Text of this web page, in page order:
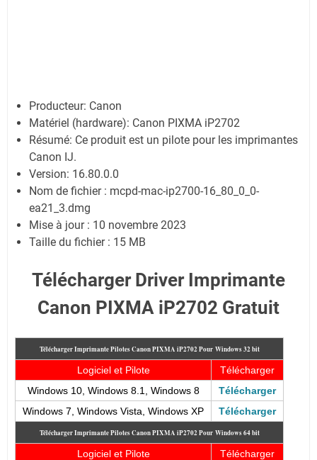
Producteur: Canon
Matériel (hardware): Canon PIXMA iP2702
Résumé: Ce produit est un pilote pour les imprimantes
Canon IJ.
Version: 16.80.0.0
Nom de fichier : mcpd-mac-ip2700-16_80_0_0-
ea21_3.dmg
Mise à jour : 10 novembre 2023
Taille du fichier : 15 MB
Télécharger Driver Imprimante
Canon PIXMA iP2702 Gratuit
Télécharger Imprimante Pilotes Canon PIXMA iP2702 Pour Windows 32 bit
Logiciel et Pilote
Télécharger
Windows 10, Windows 8.1, Windows 8
Télécharger
Windows 7, Windows Vista, Windows XP
Télécharger
Télécharger Imprimante Pilotes Canon PIXMA iP2702Pour Windows 64 bit
Logiciel et Pilote
Télécharger